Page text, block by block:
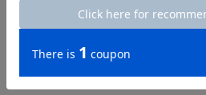
ほかの商品も殆どクルーネックでし
どうしましょう？